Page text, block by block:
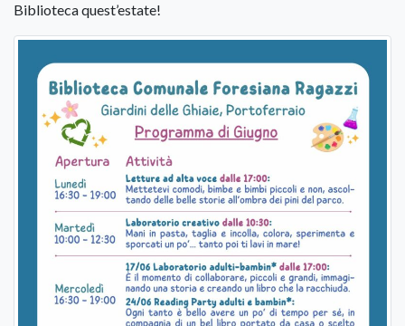
Biblioteca quest’estate!